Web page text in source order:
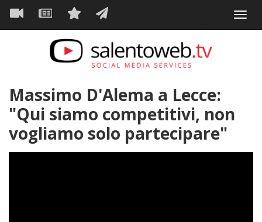
Salta
contenuto
Navigazione
principale
Massimo D'Alema a Lecce:
"Qui siamo competitivi, non
vogliamo solo partecipare"